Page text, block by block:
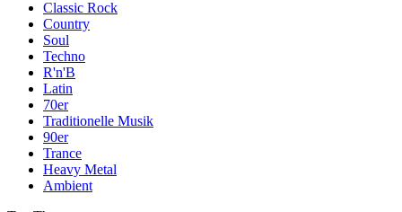
Classic Rock
Country
Soul
Techno
R'n'B
Latin
70er
Traditionelle Musik
90er
Trance
Heavy Metal
Ambient